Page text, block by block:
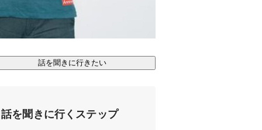
話を聞きに行きたい
話を聞きに行くステップ